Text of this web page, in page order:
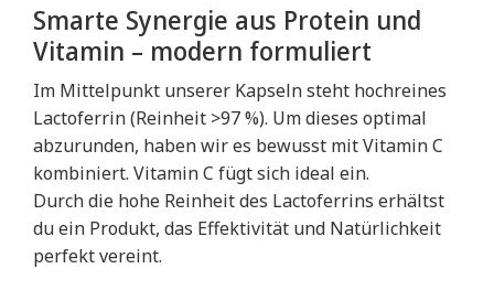
Smarte Synergie aus Protein und
Vitamin – modern formuliert
Im Mittelpunkt unserer Kapseln steht hochreines
Lactoferrin (Reinheit >97 %). Um dieses optimal
abzurunden, haben wir es bewusst mit Vitamin C
kombiniert. Vitamin C fügt sich ideal ein.
Durch die hohe Reinheit des Lactoferrins erhältst
du ein Produkt, das Effektivität und Natürlichkeit
perfekt vereint.